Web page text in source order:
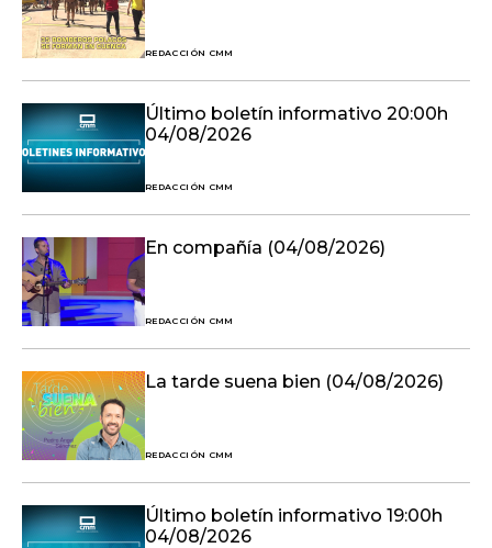
REDACCIÓN CMM
Último boletín informativo 20:00h
04/08/2026
REDACCIÓN CMM
En compañía (04/08/2026)
REDACCIÓN CMM
La tarde suena bien (04/08/2026)
REDACCIÓN CMM
Último boletín informativo 19:00h
04/08/2026